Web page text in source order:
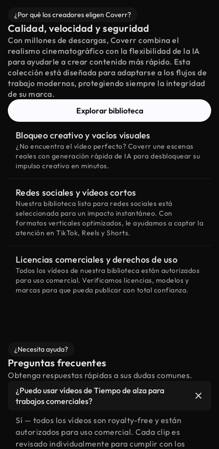
¿Por qué los creadores eligen Coverr?
Calidad, velocidad y seguridad
Con millones de descargas, Coverr combina el
realismo cinematográfico con la flexibilidad de la IA
para ayudarle a crear contenido más rápido. Esta
colección está diseñada para adaptarse a los flujos de
trabajo modernos, protegiendo siempre la integridad
de su marca.
Explorar biblioteca
Bloqueo creativo y vacíos visuales
¿No encuentra el vídeo perfecto? Coverr une escenas
reales con generación rápida de IA para desbloquear su
impulso creativo en minutos.
Redes sociales y vídeos cortos
Nuestra biblioteca lista para redes sociales está
seleccionada para un impacto instantáneo. Con
formatos verticales optimizados, le ayudamos a captar la
atención en TikTok, Reels y Shorts.
Licencias comerciales y derechos de uso
Todos los vídeos de nuestra biblioteca están autorizados
para uso comercial. Verificamos licencias, modelos y
marcas para que pueda publicar con total confianza.
¿Necesita ayuda?
Preguntas frecuentes
Obtenga respuestas rápidas a sus dudas comunes.
¿Puedo usar vídeos de Tiempo de alza para
trabajos comerciales?
Sí — todos los vídeos son royalty-free y están
autorizados para uso comercial. Cada clip es
revisado individualmente para cumplir con los